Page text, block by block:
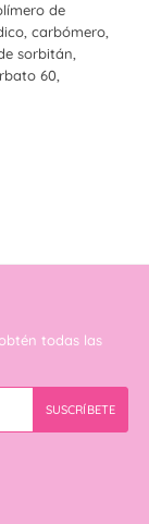
de
carbómero,
sorbitán,
60,
todas las